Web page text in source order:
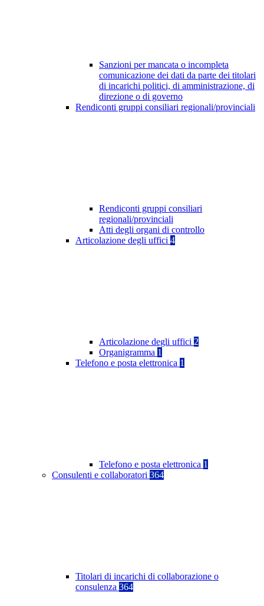
Sanzioni per mancata o incompleta
comunicazione dei dati da parte dei titolari
di incarichi politici, di amministrazione, di
direzione o di governo
Rendiconti gruppi consiliari regionali/provinciali
Rendiconti gruppi consiliari
regionali/provinciali
Atti degli organi di controllo
Articolazione degli uffici 4
Articolazione degli uffici 2
Organigramma 1
Telefono e posta elettronica 1
Telefono e posta elettronica 1
Consulenti e collaboratori 364
Titolari di incarichi di collaborazione o
consulenza 364